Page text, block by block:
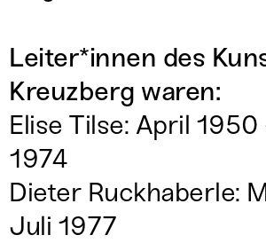
Leiter*innen des
Kreuzberg waren:
Elise Tilse: April
1974
Dieter Ruckhaberle:
Juli 1977